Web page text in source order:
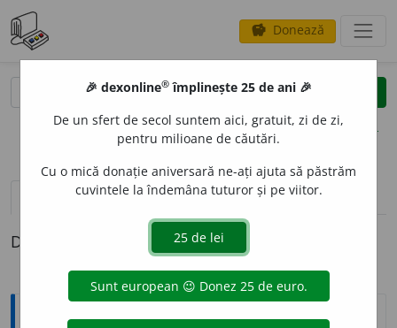
savings Donează
clear
opțiuni
definiții (1) pronunțievolume_up (50)
Definiția cu ID-ul 322881:
Explicative DEX
🎉 dexonline® împlinește 25 de ani 🎉
De un sfert de secol suntem aici, gratuit, zi de zi,
pentru milioane de căutări.
Cu o mică donație aniversară ne-ați ajuta să păstrăm
cuvintele la îndemâna tuturor și pe viitor.